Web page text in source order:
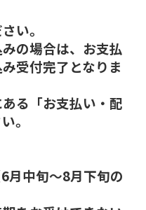
い。
の場合は、お支払
受付完了となりま
る「お支払い・配
。
月中旬～8月下旬の